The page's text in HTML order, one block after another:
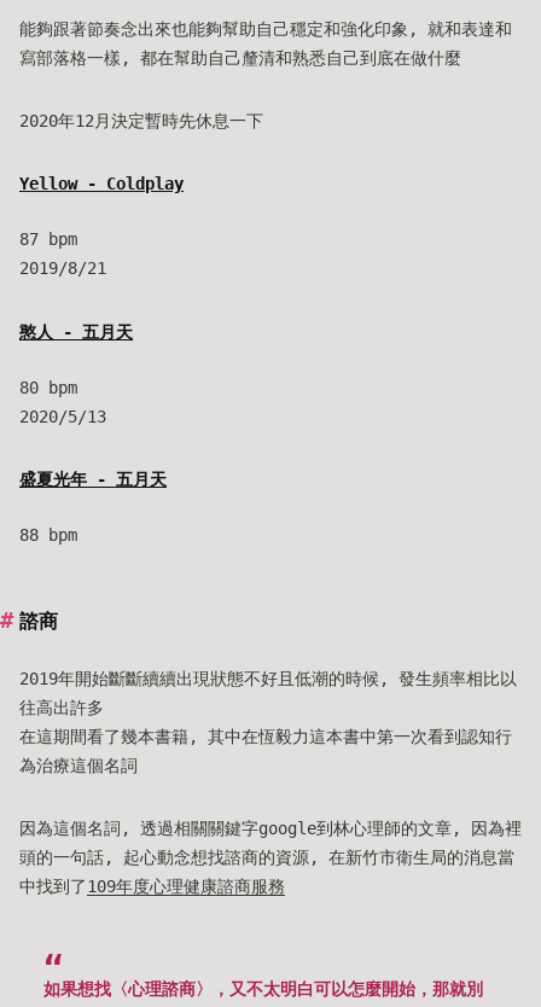
能夠跟著節奏念出來也能夠幫助自己穩定和強化印象, 就和表達和
寫部落格一樣, 都在幫助自己釐清和熟悉自己到底在做什麼
2020年12月決定暫時先休息一下
Yellow - Coldplay
87 bpm
2019/8/21
憨人 - 五月天
80 bpm
2020/5/13
盛夏光年 - 五月天
88 bpm
諮商
2019年開始斷斷續續出現狀態不好且低潮的時候, 發生頻率相比以
往高出許多
在這期間看了幾本書籍, 其中在恆毅力這本書中第一次看到認知行
為治療這個名詞
因為這個名詞, 透過相關關鍵字google到林心理師的文章, 因為裡
頭的一句話, 起心動念想找諮商的資源, 在新竹市衛生局的消息當
中找到了109年度心理健康諮商服務
如果想找〈心理諮商〉，又不太明白可以怎麼開始，那就別